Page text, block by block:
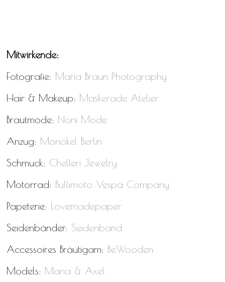
Mitwirkende:
Fotografie: Maria Braun Photography
Hair & Makeup: Maskerade Atelier
Brautmode: Noni Mode
Anzug: Monokel Berlin
Schmuck: Chelleri Jewelry
Motorrad: Bullimoto Vespa Company
Papeterie: Lovemadepaper
Seidenbänder: Seidenband
Accessoires Bräutigam: BeWooden
Models: Maria & Axel